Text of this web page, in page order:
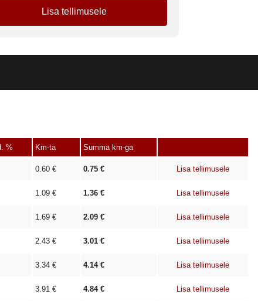
Lisa tellimusele
% Km-ta Summa km-ga
0.60 € 0.75 € Lisa tellimusele
1.09 € 1.36 € Lisa tellimusele
1.69 € 2.09 € Lisa tellimusele
2.43 € 3.01 € Lisa tellimusele
3.34 € 4.14€ Lisa tellimusele
3.91 € 4.84€ Lisa tellimusele